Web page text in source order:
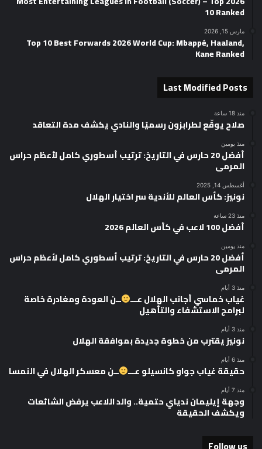
10 Ranked
مارس 15, 2026
Top 10 Best Forwards 2026 World Cup: Mbappé, Haaland,
Kane Ranked
Last Modified Posts
منذ 18 ساعة
صلاح يوقّع لطرابزون رسميًا والنادي يكشف مدة التعاقد
منذ يومين
أفضل 20 حارس في التاريخ: ترتيب أسطوري كامل لأعظم حراس
المرمى
أغسطس 14, 2025
نونيز: كأس العالم للأندية سر اختيار الهلال
منذ 23 ساعة
أفضل 100 لاعب في كأس العالم 2026
منذ يومين
أفضل 20 حارس في التاريخ: ترتيب أسطوري كامل لأعظم حراس
المرمى
منذ 3 أيام
غياب خماسي أجانب الهلال عـــ ــن العودة ومغادرة خاصة
لبرامج الاستشفاء والتأهيل
منذ 3 أيام
نونيز يقترب من خطوة جديدة بموافقة الهلال
منذ 6 أيام
حقيقة غياب جواو كانسيلو عـــ ــن معسكر الهلال في النمسا
منذ 7 أيام
وجهة إيليمان ندياي حتمية.. والد اللاعب يرفض الشائعات
ويكشف الحقيقة